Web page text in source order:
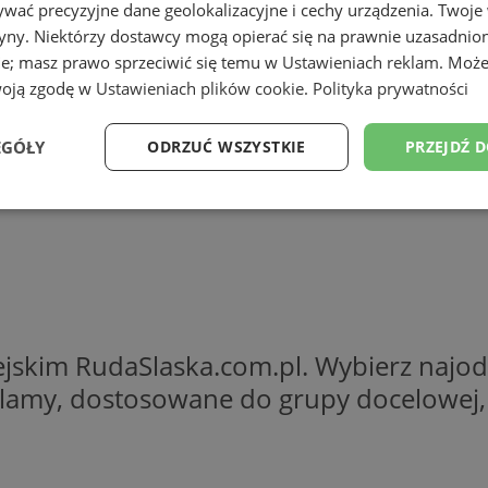
RudaSlaska.com.pl. Wybierz
dostosowane do grupy
precyzyjne dane geolokalizacyjne i cechy urządzenia.
Niektórzy dostawcy mogą opierać się na prawnie
masz prawo sprzeciwić się temu w Ustawieniach reklam.
zgodę w Ustawieniach plików cookie. Polityka prywatności
PRZEJDŹ
ODRZUĆ WSZYSTKIE
Wydajność Targetowanie Funkcjonalność
Wydajność Targetowanie Funkcjonalność
umożliwiają korzystanie z podstawowych funkcji strony internetowej, takich jak